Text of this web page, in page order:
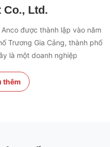
Co., Ltd.
được thành lập vào năm
Trương Gia Cảng, thành phố
là một doanh nghiệp
thêm